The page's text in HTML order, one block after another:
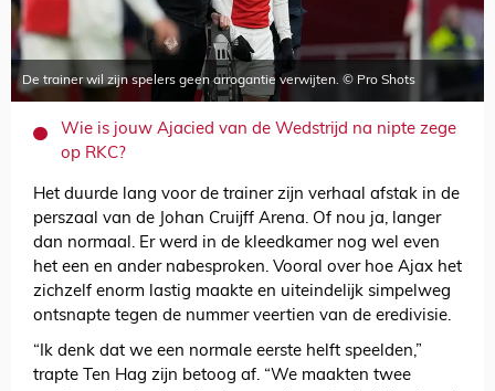
De trainer wil zijn spelers geen arrogantie verwijten. © Pro Shots
Wie is jouw Ajacied van de Wedstrijd na nipte zege
op RKC?
Het duurde lang voor de trainer zijn verhaal afstak in de
perszaal van de Johan Cruijff Arena. Of nou ja, langer
dan normaal. Er werd in de kleedkamer nog wel even
het een en ander nabesproken. Vooral over hoe Ajax het
zichzelf enorm lastig maakte en uiteindelijk simpelweg
ontsnapte tegen de nummer veertien van de eredivisie.
“Ik denk dat we een normale eerste helft speelden,”
trapte Ten Hag zijn betoog af. “We maakten twee